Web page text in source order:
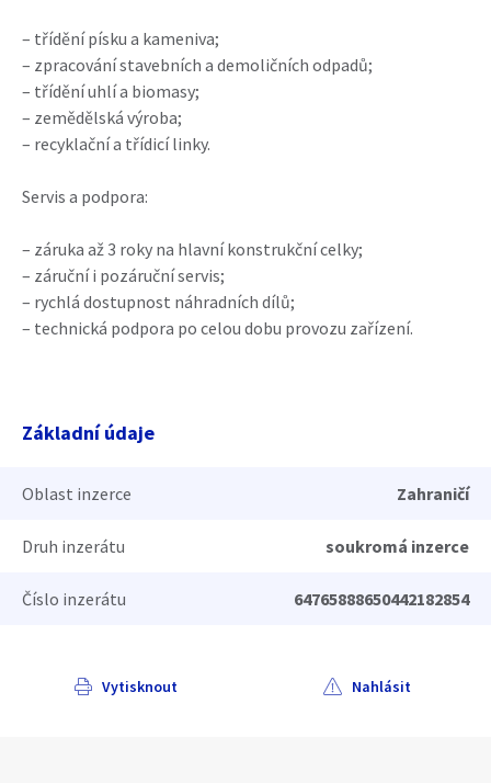
– třídění písku a kameniva;
– zpracování stavebních a demoličních odpadů;
– třídění uhlí a biomasy;
– zemědělská výroba;
– recyklační a třídicí linky.
Servis a podpora:
– záruka až 3 roky na hlavní konstrukční celky;
– záruční i pozáruční servis;
– rychlá dostupnost náhradních dílů;
– technická podpora po celou dobu provozu zařízení.
Základní údaje
Oblast inzerce Zahraničí
Druh inzerátu soukromá inzerce
Číslo inzerátu 64765888650442182854
Vytisknout Nahlásit